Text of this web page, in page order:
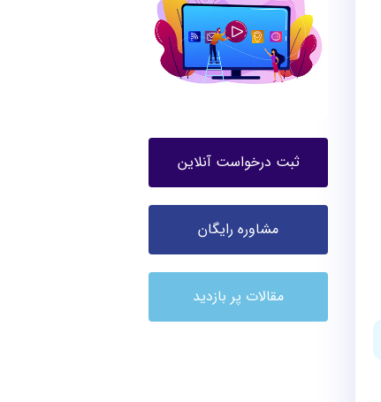
ثبت درخواست آنلاین
مشاوره رایگان
مقالات پر بازدید